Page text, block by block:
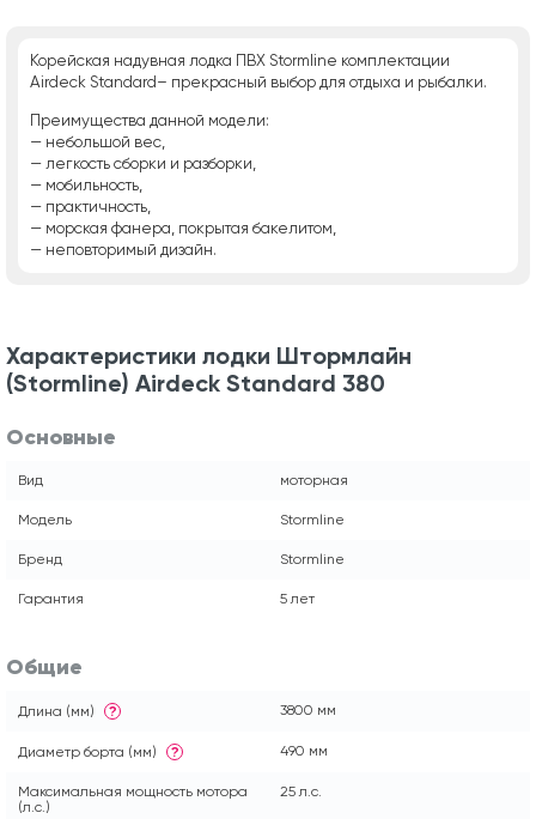
Корейская надувная лодка ПВХ Stormline комплектации
Airdeck Standard– прекрасный выбор для отдыха и рыбалки.
Преимущества данной модели:
— небольшой вес,
— легкость сборки и разборки,
— мобильность,
— практичность,
— морская фанера, покрытая бакелитом,
— неповторимый дизайн.
Характеристики лодки Штормлайн
(Stormline) Airdeck Standard 380
Основные
Вид моторная
Модель Stormline
Бренд Stormline
Гарантия 5 лет
Общие
Длина (мм) ? 3800 мм
Диаметр борта (мм) ? 490 мм
Максимальная мощность мотора
(л.с.)
25 л.с.